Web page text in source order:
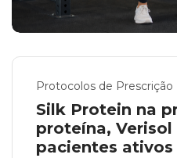
Protocolos de Prescrição
Silk Protein na
proteína,
pacientes ativos